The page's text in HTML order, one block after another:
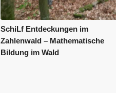
SchiLf Entdeckungen im
Zahlenwald – Mathematische
Bildung im Wald